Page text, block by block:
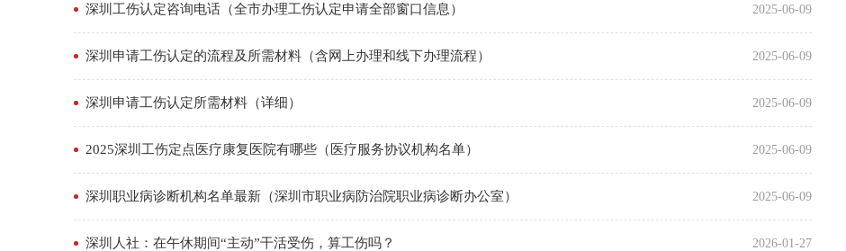
深圳工伤认定咨询电话（全市办理工伤认定申请全部窗口信息） 2025-06-09
深圳申请工伤认定的流程及所需材料（含网上办理和线下办理流程） 2025-06-09
深圳申请工伤认定所需材料（详细） 2025-06-09
2025深圳工伤定点医疗康复医院有哪些（医疗服务协议机构名单） 2025-06-09
深圳职业病诊断机构名单最新（深圳市职业病防治院职业病诊断办公室） 2025-06-09
深圳人社：在午休期间“主动”干活受伤，算工伤吗？ 2026-01-27